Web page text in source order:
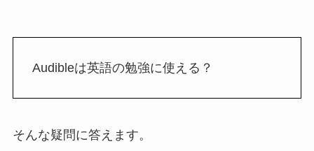
Audibleは英語の勉強に使える？
そんな疑問に答えます。